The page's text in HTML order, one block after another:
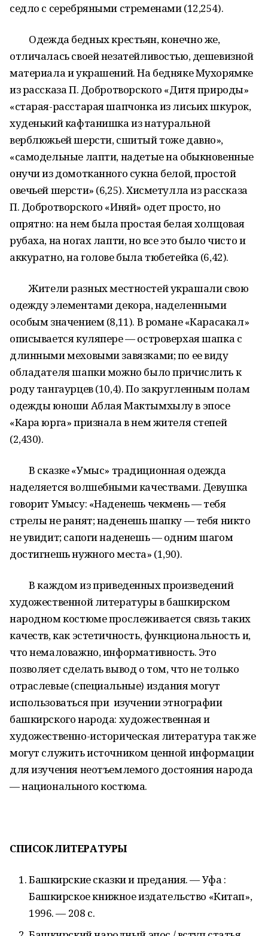
седло с серебряными стременами (12,254).
Одежда бедных крестьян, конечно же,
отличалась своей незатейливостью, дешевизной
материала и украшений. На бедняке Мухорямке
из рассказа П. Добротворского «Дитя природы»
«старая-расстарая шапчонка из лисьих шкурок,
худенький кафтанишка из натуральной
верблюжьей шерсти, сшитый тоже давно»,
«самодельные лапти, надетые на обыкновенные
онучи из домотканного сукна белой, простой
овечьей шерсти» (6,25). Хисметулла из рассказа
П. Добротворского «Иняй» одет просто, но
опрятно: на нем была простая белая холщовая
рубаха, на ногах лапти, но все это было чисто и
аккуратно, на голове была тюбетейка (6,42).
Жители разных местностей украшали свою
одежду элементами декора, наделенными
особым значением (8,11). В романе «Карасакал»
описывается куляпере — островерхая шапка с
длинными меховыми завязками; по ее виду
обладателя шапки можно было причислить к
роду тангаурцев (10,4). По закругленным полам
одежды юноши Аблая Мактымхылу в эпосе
«Кара юрга» признала в нем жителя степей
(2,430).
В сказке «Умыс» традиционная одежда
наделяется волшебными качествами. Девушка
говорит Умысу: «Наденешь чекмень — тебя
стрелы не ранят; наденешь шапку — тебя никто
не увидит; сапоги наденешь — одним шагом
достигнешь нужного места» (1,90).
В каждом из приведенных произведений
художественной литературы в башкирском
народном костюме прослеживается связь таких
качеств, как эстетичность, функциональность и,
что немаловажно, информативность. Это
позволяет сделать вывод о том, что не только
отраслевые (специальные) издания могут
использоваться при изучении этнографии
башкирского народа: художественная и
художественно-историческая литература так же
могут служить источником ценной информации
для изучения неотъемлемого достояния народа
— национального костюма.
СПИСОК ЛИТЕРАТУРЫ
Башкирские сказки и предания. — Уфа :
Башкирское книжное издательство «Китап»,
1996. — 208 с.